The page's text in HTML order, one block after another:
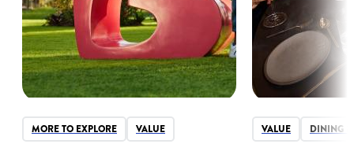
MORE TO EXPLORE VALUE VALUE DINING